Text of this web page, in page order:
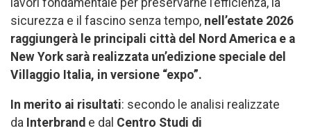
sicurezza e il fascino senza tempo, nell’estate 2026
raggiungerà le principali città del Nord America e a
New York sarà realizzata un’edizione speciale del
Villaggio Italia, in versione “expo”.
In merito ai risultati: secondo le analisi realizzate
da Interbrand e dal Centro Studi di